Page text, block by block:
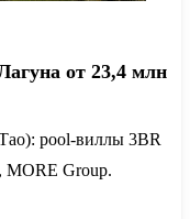
от 23,4 млн
pool-виллы 3BR
MORE Group.